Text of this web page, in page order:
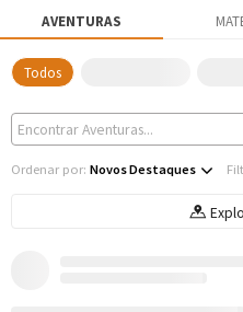
AVENTURAS
Todos
Ordenar por: Novos Destaques